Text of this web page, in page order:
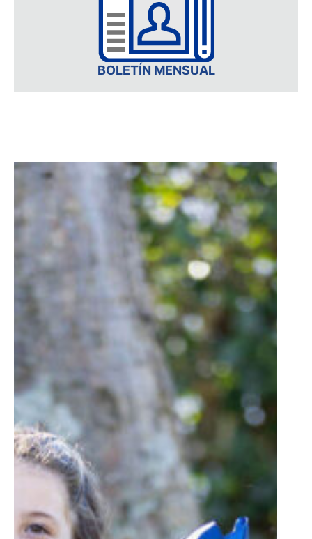
BOLETÍN MENSUAL